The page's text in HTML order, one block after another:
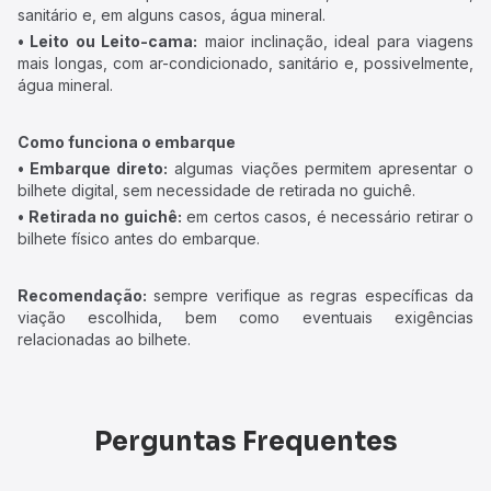
sanitário e, em alguns casos, água mineral.
• Leito ou Leito-cama: maior inclinação, ideal para viagens
mais longas, com ar-condicionado, sanitário e, possivelmente,
água mineral.
Como funciona o embarque
• Embarque direto: algumas viações permitem apresentar o
bilhete digital, sem necessidade de retirada no guichê.
• Retirada no guichê: em certos casos, é necessário retirar o
bilhete físico antes do embarque.
Recomendação: sempre verifique as regras específicas da
viação escolhida, bem como eventuais exigências
relacionadas ao bilhete.
Perguntas Frequentes